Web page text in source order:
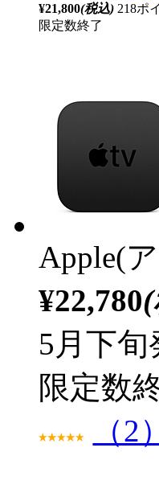
¥21,800(税込) 218ポ
限定数終了
Apple(
¥22,780
5月下旬
限定数
（2）